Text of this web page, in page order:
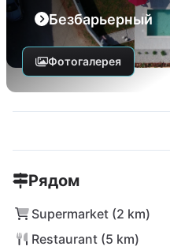
Безбарьерный
Фотогалерея
Рядом
Supermarket (2 km)
Restaurant (5 km)